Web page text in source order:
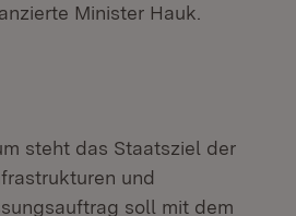
Minister Hauk.
steht das Staatsziel der
und
soll mit dem